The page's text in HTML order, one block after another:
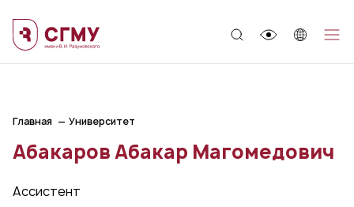
Главная Университет
Абакаров Абакар Магомедович
Ассистент